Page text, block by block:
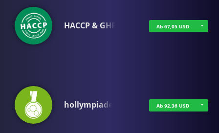
HACCP & GHP Ab 67,05 USD
hollympiade Ab 92,36 USD